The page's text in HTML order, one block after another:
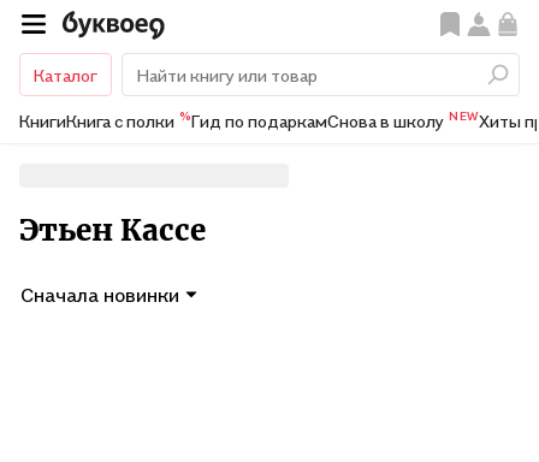
Каталог
КнигиКнига с полки %Гид по подаркамСнова в школу NEWХиты
Этьен Кассе
Сначала новинки